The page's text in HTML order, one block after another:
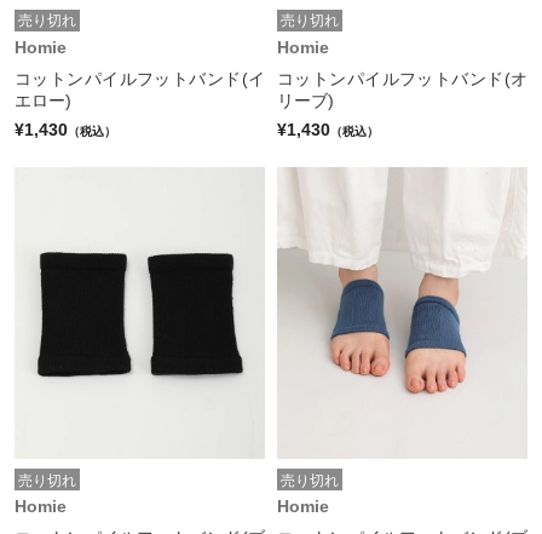
売り切れ
Homie
コットンパイルフットバンド(イ
エロー)
¥1,430 （税込）
売り切れ
Homie
コットンパイルフットバンド(オ
リーブ)
¥1,430 （税込）
売り切れ
Homie
売り切れ
Homie